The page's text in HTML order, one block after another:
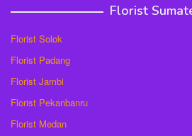
Florist
Florist Solok
Florist Padang
Florist Jambi
Florist Pekanbanru
Florist Medan